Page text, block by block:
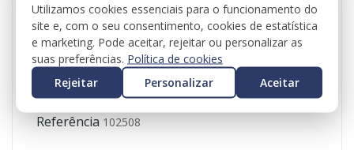
Referência 102508
Utilizamos cookies essenciais para o funcionamento do
site e, com o seu consentimento, cookies de estatística
e marketing. Pode aceitar, rejeitar ou personalizar as
suas preferências. Política de cookies
Rejeitar
Personalizar Aceitar